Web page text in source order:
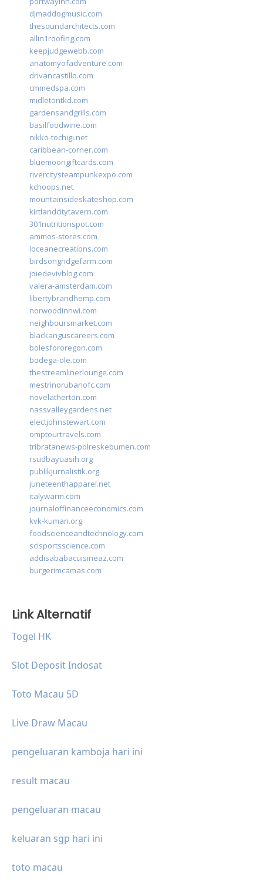
djmaddogmusic.com
thesoundarchitects.com
allin1roofing.com
keepjudgewebb.com
anatomyofadventure.com
drivancastillo.com
cmmedspa.com
midletontkd.com
gardensandgrills.com
basilfoodwine.com
nikko-tochigi.net
caribbean-corner.com
bluemoongiftcards.com
rivercitysteampunkexpo.com
kchoops.net
mountainsideskateshop.com
kirtlandcitytavern.com
301nutritionspot.com
ammos-stores.com
loceanecreations.com
birdsongridgefarm.com
joiedevivblog.com
valera-amsterdam.com
libertybrandhemp.com
norwoodinnwi.com
neighboursmarket.com
blackanguscareers.com
bolesfororegon.com
bodega-ole.com
thestreamlinerlounge.com
mestrinorubanofc.com
novelatherton.com
nassvalleygardens.net
electjohnstewart.com
omptourtravels.com
tribratanews-polreskebumen.com
rsudbayuasih.org
publikjurnalistik.org
juneteenthapparel.net
italywarm.com
journaloffinanceeconomics.com
kvk-kumari.org
foodscienceandtechnology.com
scisportsscience.com
addisababacuisineaz.com
burgerimcamas.com
Link Alternatif
Togel HK
Slot Deposit Indosat
Toto Macau 5D
Live Draw Macau
pengeluaran kamboja hari ini
result macau
pengeluaran macau
keluaran sgp hari ini
toto macau